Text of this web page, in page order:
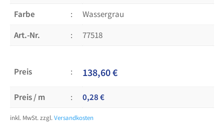
Farbe
Wassergrau
Art.-Nr.
77518
Preis 138,60€
Preis / m 0,28€
inkl. MwSt. zzgl. Versandkosten